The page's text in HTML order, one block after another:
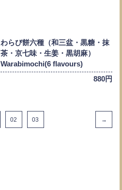
わらび餅六種（和三盆・黒糖・抹
茶・京七味・生姜・黒胡麻）
Warabimochi(6 flavours)
880円
02 03 →